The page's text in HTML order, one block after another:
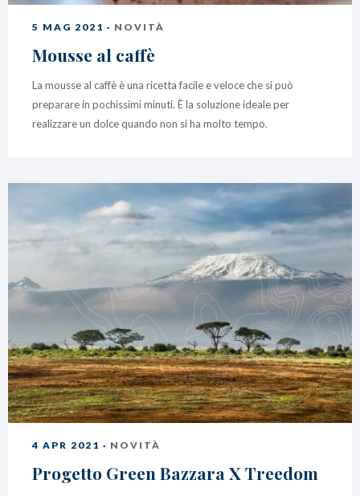
5 MAG 2021 · NOVITÀ
Mousse al caffè
La mousse al caffè è una ricetta facile e veloce che si può
preparare in pochissimi minuti. È la soluzione ideale per
realizzare un dolce quando non si ha molto tempo.
4 APR 2021 · NOVITÀ
Progetto Green Bazzara X Treedom